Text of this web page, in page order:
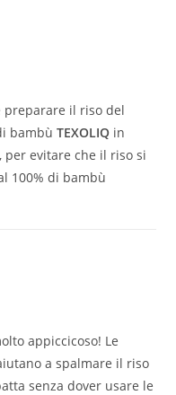
preparare il riso del
bambùTEXOLIQ in
per evitare che il riso si
100% di bambù
appiccicoso! Le
a spalmare il riso
senza dover usare le